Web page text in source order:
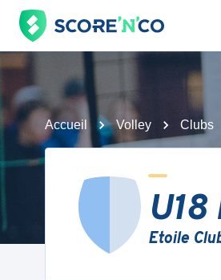
Accueil Volley Clubs
U18
Etoile